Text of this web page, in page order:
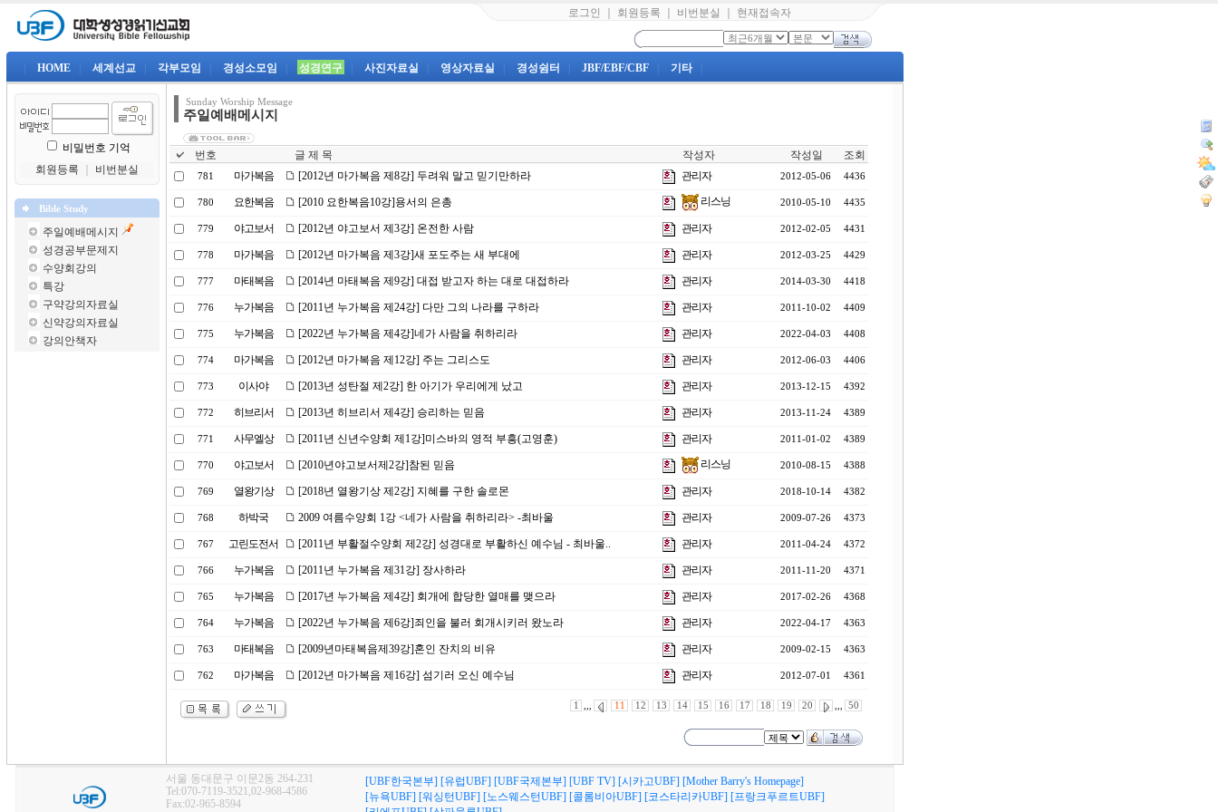
로그인 회원등록 비번분실 현재접속자
HOME 세계선교 각부모임 경성소모임 성경연구 사진자료실 영상자료실 경성쉼터 JBF/EBF/CBF 기타
비밀번호 기억
회원등록
비번분실
Bible Study
주일예배메시지
성경공부문제지
수양회강의
특강
구약강의자료실
신약강의자료실
강의안책자
Sunday Worship Message
주일예배메시지
번호 글 제 목 작성자 작성일 조회
781 마가복음 [2012년 마가복음 제8강] 두려워 말고 믿기만하라 관리자 2012-05-06 4436
780 요한복음 [2010 요한복음10강]용서의 은총 리스닝 2010-05-10 4435
779 야고보서 [2012년 야고보서 제3강] 온전한 사람 관리자 2012-02-05 4431
778 마가복음 [2012년 마가복음 제3강]새 포도주는 새 부대에 관리자 2012-03-25 4429
777 마태복음 [2014년 마태복음 제9강] 대접 받고자 하는 대로 대접하라 관리자 2014-03-30 4418
776 누가복음 [2011년 누가복음 제24강] 다만 그의 나라를 구하라 관리자 2011-10-02 4409
775 누가복음 [2022년 누가복음 제4강]네가 사람을 취하리라 관리자 2022-04-03 4408
774 마가복음 [2012년 마가복음 제12강] 주는 그리스도 관리자 2012-06-03 4406
773 이사야 [2013년 성탄절 제2강] 한 아기가 우리에게 났고 관리자 2013-12-15 4392
772 히브리서 [2013년 히브리서 제4강] 승리하는 믿음 관리자 2013-11-24 4389
771 사무엘상 [2011년 신년수양회 제1강]미스바의 영적 부흥(고영훈) 관리자 2011-01-02 4389
770 야고보서 [2010년야고보서제2강]참된 믿음 리스닝 2010-08-15 4388
769 열왕기상 [2018년 열왕기상 제2강] 지혜를 구한 솔로몬 관리자 2018-10-14 4382
768 하박국 2009 여름수양회 1강 <네가 사람을 취하리라> -최바울 관리자 2009-07-26 4373
767 고린도전서 [2011년 부활절수양회 제2강] 성경대로 부활하신 예수님 - 최바울.. 관리자 2011-04-24 4372
766 누가복음 [2011년 누가복음 제31강] 장사하라 관리자 2011-11-20 4371
765 누가복음 [2017년 누가복음 제4강] 회개에 합당한 열매를 맺으라 관리자 2017-02-26 4368
764 누가복음 [2022년 누가복음 제6강]죄인을 불러 회개시키러 왔노라 관리자 2022-04-17 4363
763 마태복음 [2009년마태복음제39강]혼인 잔치의 비유 관리자 2009-02-15 4363
762 마가복음 [2012년 마가복음 제16강] 섬기러 오신 예수님 관리자 2012-07-01 4361
1 ,,, 11 12 13 14 15 16 17 18 19 20 ,,, 50
서울 동대문구 이문2동 264-231
Tel:070-7119-3521,02-968-4586
Fax:02-965-8594
[UBF한국본부] [유럽UBF] [UBF국제본부] [UBF TV] [시카고UBF] [Mother Barry's Homepage]
[뉴욕UBF] [워싱턴UBF] [노스웨스턴UBF] [콜롬비아UBF] [코스타리카UBF] [프랑크푸르트UBF]